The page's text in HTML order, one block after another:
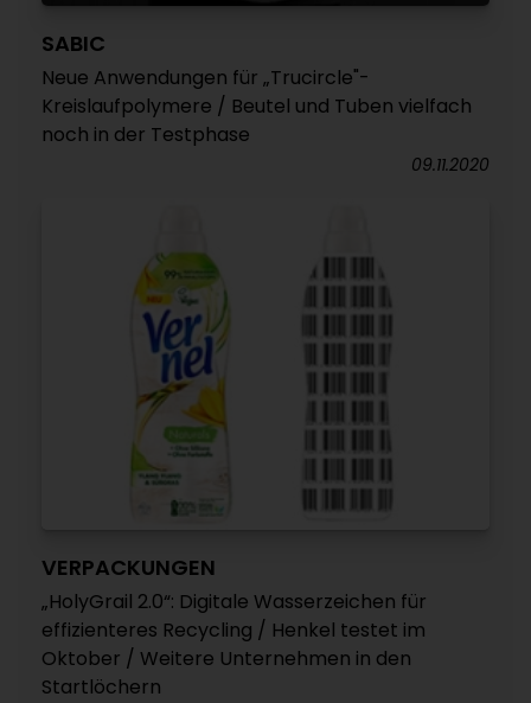
SABIC
Neue Anwendungen für „Trucircle"-
Kreislaufpolymere / Beutel und Tuben vielfach
noch in der Testphase
09.11.2020
VERPACKUNGEN
„HolyGrail 2.0“: Digitale Wasserzeichen für
effizienteres Recycling / Henkel testet im
Oktober / Weitere Unternehmen in den
Startlöchern